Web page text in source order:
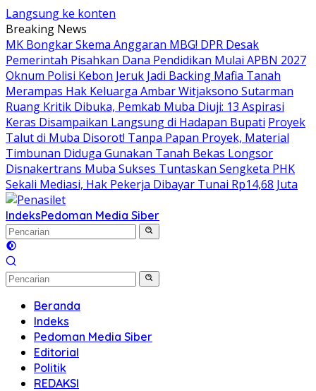
Langsung ke konten
Breaking News
MK Bongkar Skema Anggaran MBG! DPR Desak
Pemerintah Pisahkan Dana Pendidikan Mulai APBN 2027
Oknum Polisi Kebon Jeruk Jadi Backing Mafia Tanah
Merampas Hak Keluarga Ambar Witjaksono Sutarman
Ruang Kritik Dibuka, Pemkab Muba Diuji: 13 Aspirasi
Keras Disampaikan Langsung di Hadapan Bupati Proyek
Talut di Muba Disorot! Tanpa Papan Proyek, Material
Timbunan Diduga Gunakan Tanah Bekas Longsor
Disnakertrans Muba Sukses Tuntaskan Sengketa PHK
Sekali Mediasi, Hak Pekerja Dibayar Tunai Rp14,68 Juta
IndeksPedoman Media Siber
Beranda
Indeks
Pedoman Media Siber
Editorial
Politik
REDAKSI